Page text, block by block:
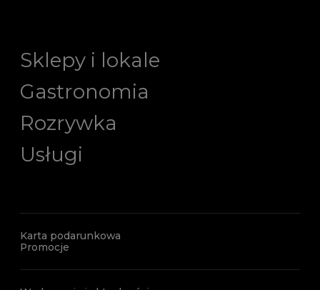
Sklepy i lokale
Gastronomia
Rozrywka
Usługi
Karta podarunkowa
Promocje